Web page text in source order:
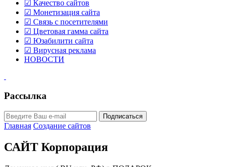
☑ Качество сайтов
☑ Монетизация сайта
☑ Связь с посетителями
☑ Цветовая гамма сайта
☑ Юзабилити сайта
☑ Вирусная реклама
НОВОСТИ
Рассылка
Главная Создание сайтов
САЙТ Корпорация